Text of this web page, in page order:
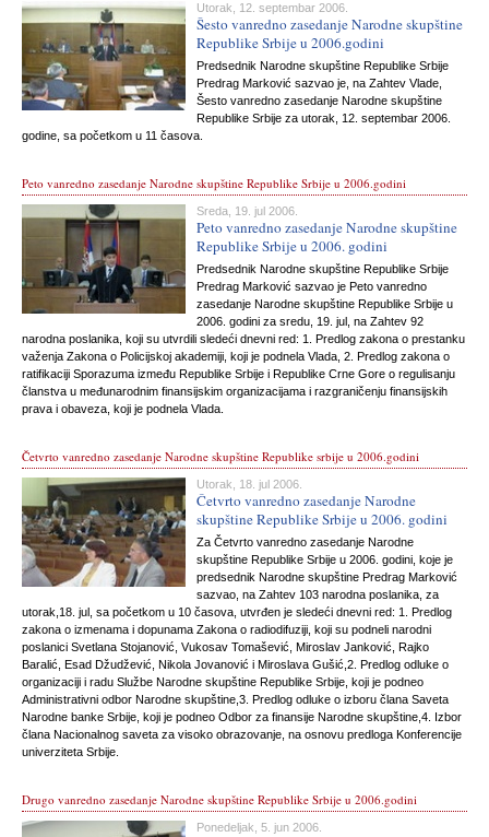
Utorak, 12. septembar 2006.
Šesto vanredno zasedanje Narodne skupštine
Republike Srbije u 2006.godini
Predsednik Narodne skupštine Republike Srbije
Predrag Marković sazvao je, na Zahtev Vlade,
Šesto vanredno zasedanje Narodne skupštine
Republike Srbije za utorak, 12. septembar 2006.
godine, sa početkom u 11 časova.
Peto vanredno zasedanje Narodne skupštine Republike Srbije u 2006.godini
Sreda, 19. jul 2006.
Peto vanredno zasedanje Narodne skupštine
Republike Srbije u 2006. godini
Predsednik Narodne skupštine Republike Srbije
Predrag Marković sazvao je Peto vanredno
zasedanje Narodne skupštine Republike Srbije u
2006. godini za sredu, 19. jul, na Zahtev 92
narodna poslanika, koji su utvrdili sledeći dnevni red: 1. Predlog zakona o prestanku
važenja Zakona o Policijskoj akademiji, koji je podnela Vlada, 2. Predlog zakona o
ratifikaciji Sporazuma između Republike Srbije i Republike Crne Gore o regulisanju
članstva u međunarodnim finansijskim organizacijama i razgraničenju finansijskih
prava i obaveza, koji je podnela Vlada.
Četvrto vanredno zasedanje Narodne skupštine Republike srbije u 2006.godini
Utorak, 18. jul 2006.
Četvrto vanredno zasedanje Narodne
skupštine Republike Srbije u 2006. godini
Za Četvrto vanredno zasedanje Narodne
skupštine Republike Srbije u 2006. godini, koje je
predsednik Narodne skupštine Predrag Marković
sazvao, na Zahtev 103 narodna poslanika, za
utorak,18. jul, sa početkom u 10 časova, utvrđen je sledeći dnevni red: 1. Predlog
zakona o izmenama i dopunama Zakona o radiodifuziji, koji su podneli narodni
poslanici Svetlana Stojanović, Vukosav Tomašević, Miroslav Janković, Rajko
Baralić, Esad Džudžević, Nikola Jovanović i Miroslava Gušić,2. Predlog odluke o
organizaciji i radu Službe Narodne skupštine Republike Srbije, koji je podneo
Administrativni odbor Narodne skupštine,3. Predlog odluke o izboru člana Saveta
Narodne banke Srbije, koji je podneo Odbor za finansije Narodne skupštine,4. Izbor
člana Nacionalnog saveta za visoko obrazovanje, na osnovu predloga Konferencije
univerziteta Srbije.
Drugo vanredno zasedanje Narodne skupštine Republike Srbije u 2006.godini
Ponedeljak, 5. jun 2006.